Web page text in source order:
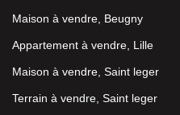
Maison à vendre, Beugny
Appartement à vendre, Lille
Maison à vendre, Saint leger
Terrain à vendre, Saint leger